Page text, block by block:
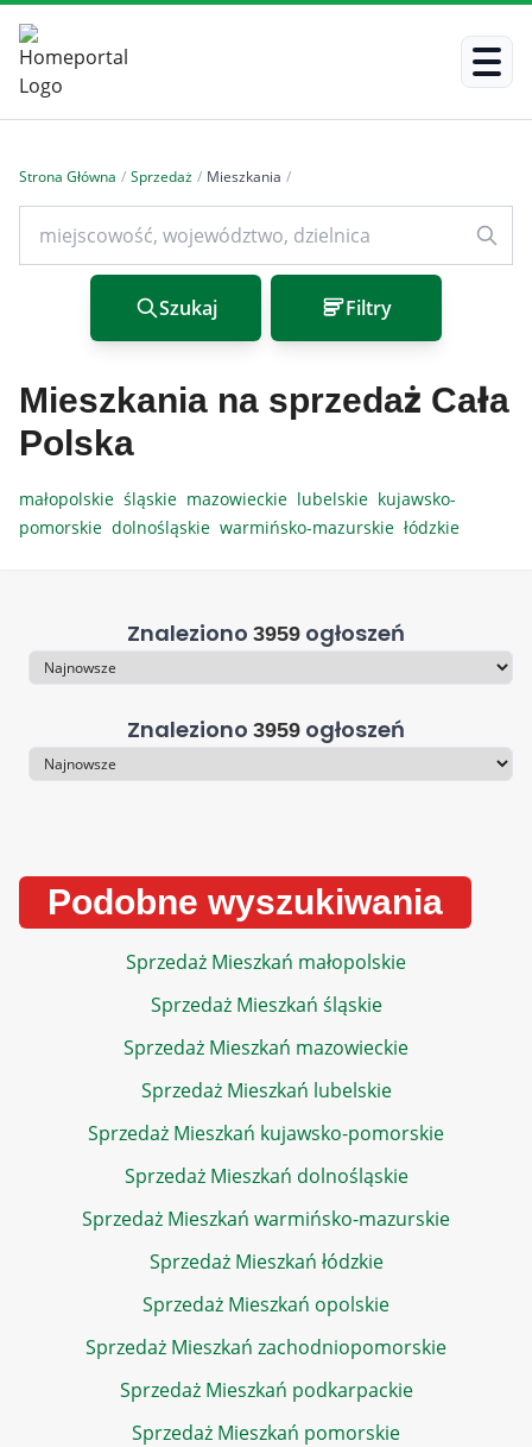
Strona Główna / Sprzedaż / Mieszkania /
Szukaj Filtry
Mieszkania na sprzedaż Cała
Polska
małopolskie śląskie mazowieckie lubelskie kujawsko-
pomorskie dolnośląskie warmińsko-mazurskie łódzkie
Znaleziono 3959 ogłoszeń
Sortowanie
Znaleziono 3959 ogłoszeń
Sortowanie
Podobne wyszukiwania
Sprzedaż Mieszkań małopolskie
Sprzedaż Mieszkań śląskie
Sprzedaż Mieszkań mazowieckie
Sprzedaż Mieszkań lubelskie
Sprzedaż Mieszkań kujawsko-pomorskie
Sprzedaż Mieszkań dolnośląskie
Sprzedaż Mieszkań warmińsko-mazurskie
Sprzedaż Mieszkań łódzkie
Sprzedaż Mieszkań opolskie
Sprzedaż Mieszkań zachodniopomorskie
Sprzedaż Mieszkań podkarpackie
Sprzedaż Mieszkań pomorskie